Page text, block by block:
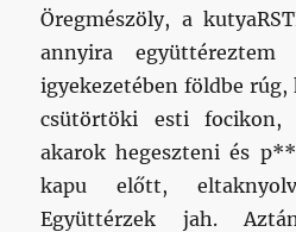
Öregmészöly, a
annyira
igyekezetében földbe
csütörtöki esti focikon,
akarok hegeszteni és
kapu előtt,
Együttérzek jah.